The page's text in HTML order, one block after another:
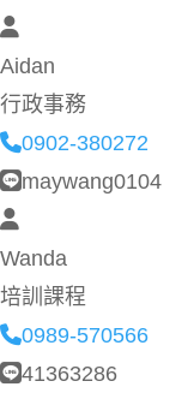
Aidan
行政事務
0902-380272
maywang0104
Wanda
培訓課程
0989-570566
41363286